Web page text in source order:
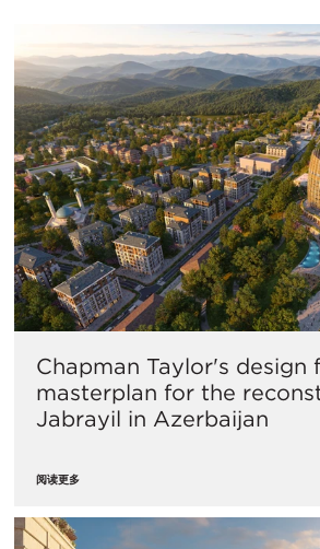
Chapman Taylor's design
masterplan for the
Jabrayil in Azerbaijan
阅读更多